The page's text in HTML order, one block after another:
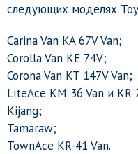
следующих моделях
Carina Van KA 67V Van;
Corolla Van KE 74V;
Corona Van KT 147V Van;
LiteAce KM 36 Van и KR
Kijang;
Tamaraw;
TownAce KR-41 Van.